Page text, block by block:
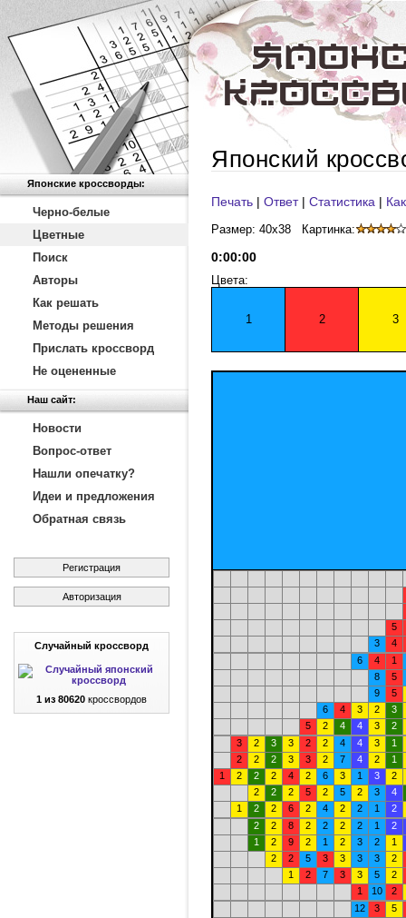
Японские кроссворды:
Черно-белые
Цветные
Поиск
Авторы
Как решать
Методы решения
Прислать кроссворд
Не оцененные
Наш сайт:
Новости
Вопрос-ответ
Нашли опечатку?
Идеи и предложения
Обратная связь
Регистрация
Авторизация
Случайный кроссворд
1 из 80620 кроссвордов
Японский
Печать | Ответ| Статистика |
Размер: 40x38 Картинка:
0:00:00
Цвета:
1 2 3
5
3
4
6
4
1
8
5
9
5
6
4 3 2
3
5
2 4 4 3
2
3
2 3 3 2 2 4 4 3
1
2
2 2 3 3 2 7 4 2
1
1
2 2 2 4 2 6 3 1 3
2
2
2 2 5 2 5 2 3
4
1
2 2 6 2 4 2 2 1
2
2
2 8 2 2 2 2 1
2
1
2 9 2 1 2 3 2
1
2
2 5 3 3 3 3
2
1
2 7 3 3 5
2
1
10
2
12
3
5